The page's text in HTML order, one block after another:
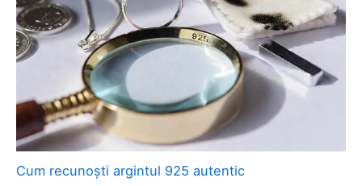
Cum recunoști argintul 925 autentic